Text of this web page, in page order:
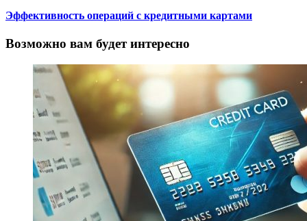
Эффективность операций с кредитными картами
Возможно вам будет интересно